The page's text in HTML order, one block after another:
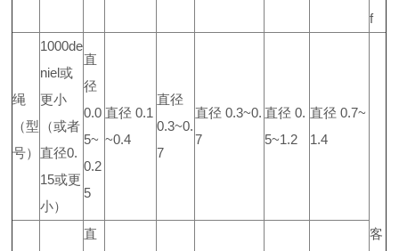
f
绳
（型
号）
1000de
niel或
更小
（或者
直径0.
15或更
小）
直
径
0.0
5~
0.2
5
直径 0.1
~0.4
直径
0.3~0.
7
直径 0.3~0.
7
直径 0.
5~1.2
直径 0.7~
1.4
客
直